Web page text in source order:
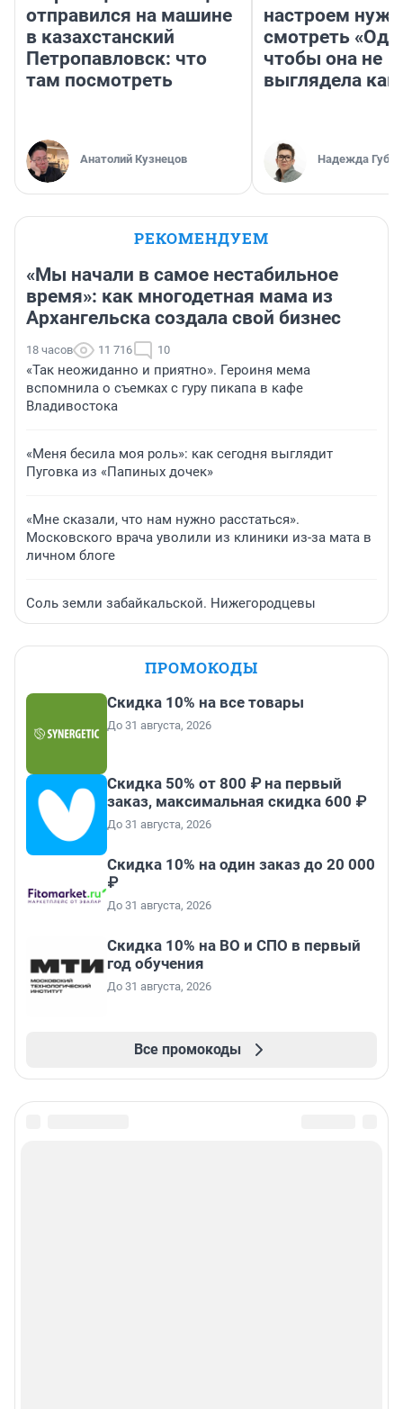
отправился на машине
в казахстанский
Петропавловск: что
там посмотреть
Анатолий Кузнецов
настроем
смотреть
чтобы она не
выглядела как
Надежда
РЕКОМЕНДУЕМ
«Мы начали в самое нестабильное
время»: как многодетная мама из
Архангельска создала свой бизнес
18 часов 11 716 10
«Так неожиданно и приятно». Героиня мема
вспомнила о съемках с гуру пикапа в кафе
Владивостока
«Меня бесила моя роль»: как сегодня выглядит
Пуговка из «Папиных дочек»
«Мне сказали, что нам нужно расстаться».
Московского врача уволили из клиники из-за мата в
личном блоге
Соль земли забайкальской. Нижегородцевы
ПРОМОКОДЫ
Скидка 10% на все товары
До 31 августа, 2026
Скидка 50% от 800 ₽ на первый
заказ, максимальная скидка 600 ₽
До 31 августа, 2026
Скидка 10% на один заказ до 20 000
₽
До 31 августа, 2026
Скидка 10% на ВО и СПО в первый
год обучения
До 31 августа, 2026
Все промокоды